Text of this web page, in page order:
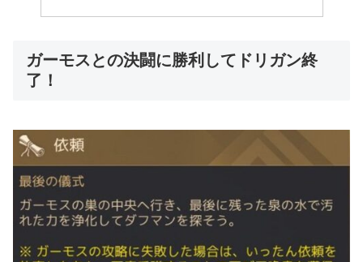
ガーモスとの決闘に勝利してドリガン終
了！